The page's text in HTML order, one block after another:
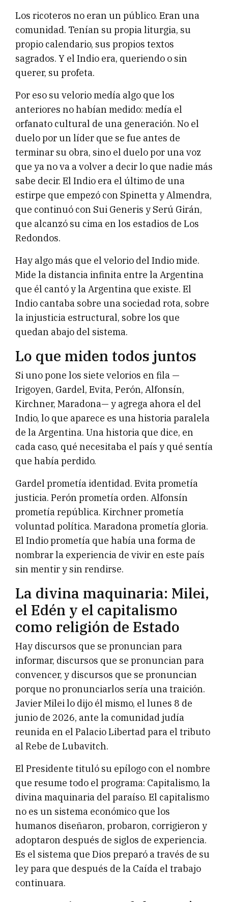
Los ricoteros no eran un público. Eran una
comunidad. Tenían su propia liturgia, su
propio calendario, sus propios textos
sagrados. Y el Indio era, queriendo o sin
querer, su profeta.
Por eso su velorio medía algo que los
anteriores no habían medido: medía el
orfanato cultural de una generación. No el
duelo por un líder que se fue antes de
terminar su obra, sino el duelo por una voz
que ya no va a volver a decir lo que nadie más
sabe decir. El Indio era el último de una
estirpe que empezó con Spinetta y Almendra,
que continuó con Sui Generis y Serú Girán,
que alcanzó su cima en los estadios de Los
Redondos.
Hay algo más que el velorio del Indio mide.
Mide la distancia infinita entre la Argentina
que él cantó y la Argentina que existe. El
Indio cantaba sobre una sociedad rota, sobre
la injusticia estructural, sobre los que
quedan abajo del sistema.
Lo que miden todos juntos
Si uno pone los siete velorios en fila —
Irigoyen, Gardel, Evita, Perón, Alfonsín,
Kirchner, Maradona— y agrega ahora el del
Indio, lo que aparece es una historia paralela
de la Argentina. Una historia que dice, en
cada caso, qué necesitaba el país y qué sentía
que había perdido.
Gardel prometía identidad. Evita prometía
justicia. Perón prometía orden. Alfonsín
prometía república. Kirchner prometía
voluntad política. Maradona prometía gloria.
El Indio prometía que había una forma de
nombrar la experiencia de vivir en este país
sin mentir y sin rendirse.
La divina maquinaria: Milei,
el Edén y el capitalismo
como religión de Estado
Hay discursos que se pronuncian para
informar, discursos que se pronuncian para
convencer, y discursos que se pronuncian
porque no pronunciarlos sería una traición.
Javier Milei lo dijo él mismo, el lunes 8 de
junio de 2026, ante la comunidad judía
reunida en el Palacio Libertad para el tributo
al Rebe de Lubavitch.
El Presidente tituló su epílogo con el nombre
que resume todo el programa: Capitalismo, la
divina maquinaria del paraíso. El capitalismo
no es un sistema económico que los
humanos diseñaron, probaron, corrigieron y
adoptaron después de siglos de experiencia.
Es el sistema que Dios preparó a través de su
ley para que después de la Caída el trabajo
continuara.